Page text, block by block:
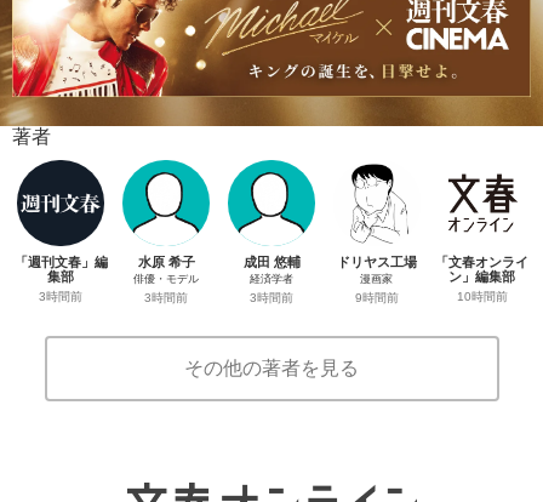
著者
「週刊文春」編
集部
3時間前
水原 希子
俳優・モデル
3時間前
成田 悠輔
経済学者
3時間前
ドリヤス工場
漫画家
9時間前
「文春オンライ
ン」編集部
10時間前
その他の著者を見る